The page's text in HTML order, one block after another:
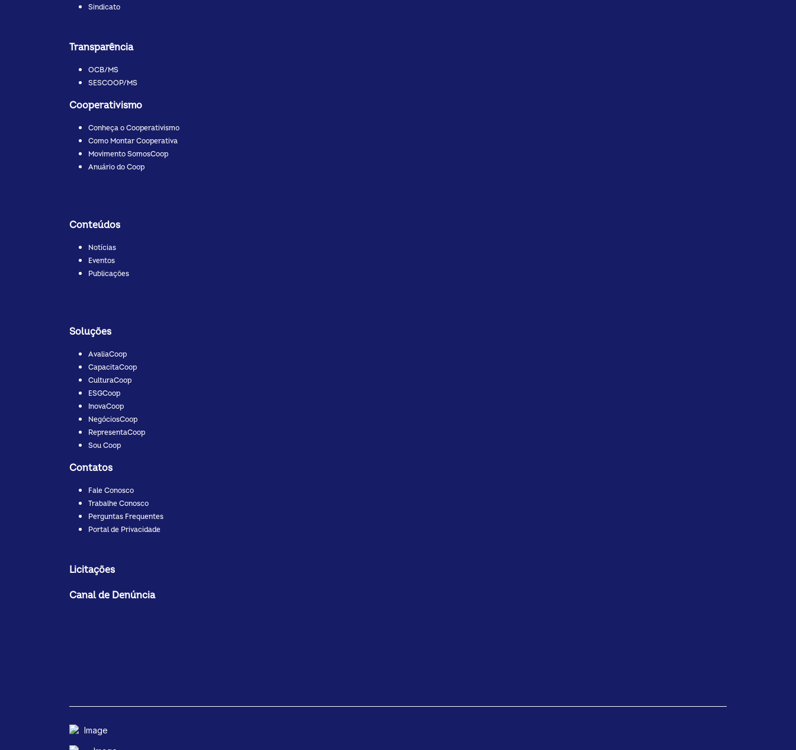
Sindicato
Transparência
OCB/MS
SESCOOP/MS
Cooperativismo
Conheça o Cooperativismo
Como Montar Cooperativa
Movimento SomosCoop
Anuário do Coop
Conteúdos
Notícias
Eventos
Publicações
Soluções
AvaliaCoop
CapacitaCoop
CulturaCoop
ESGCoop
InovaCoop
NegóciosCoop
RepresentaCoop
Sou Coop
Contatos
Fale Conosco
Trabalhe Conosco
Perguntas Frequentes
Portal de Privacidade
Licitações
Canal de Denúncia